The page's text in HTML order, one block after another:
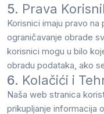
5. Prava
Korisnici imaju pravo na
ograničavanje obrade
korisnici mogu u bilo
obradu podataka, ako
6. Kolačići i
Naša web stranica
prikupljanje informacija